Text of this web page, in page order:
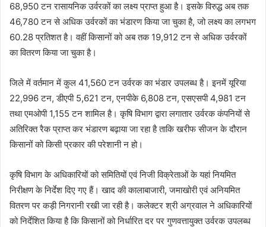
68,950 टन रासायनिक उर्वरकों का लक्ष्य प्राप्त हुआ है। इसके विरुद्ध अब तक
46,780 टन से अधिक उर्वरकों का भंडारण किया जा चुका है, जो लक्ष्य का लगभग
60.28 प्रतिशत है। वहीं किसानों को अब तक 19,912 टन से अधिक उर्वरकों
का वितरण किया जा चुका है।
जिले में वर्तमान में कुल 41,560 टन उर्वरक का भंडार उपलब्ध है। इनमें यूरिया
22,996 टन, डीएपी 5,621 टन, एनपीके 6,808 टन, एसएसपी 4,981 टन
तथा एमओपी 1,155 टन शामिल है। कृषि विभाग द्वारा लगातार उर्वरक कंपनियों से
अतिरिक्त रैक प्राप्त कर भंडारण बढ़ाया जा रहा है ताकि खरीफ सीजन के दौरान
किसानों को किसी प्रकार की परेशानी न हो।
कृषि विभाग के अधिकारियों को समितियों एवं निजी विक्रेताओं के यहां नियमित
निरीक्षण के निर्देश दिए गए हैं। खाद की कालाबाजारी, जमाखोरी एवं अनियमित
वितरण पर कड़ी निगरानी रखी जा रही है। कलेक्टर श्री अग्रवाल ने अधिकारियों
को निर्देशित किया है कि किसानों को निर्धारित दर पर गुणवत्तायुक्त उर्वरक उपलब्ध